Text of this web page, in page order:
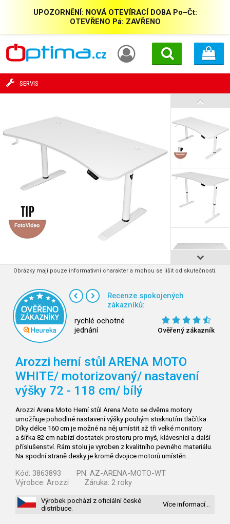
UPOZORNĚNÍ: NOVÁ OTEVÍRACÍ DOBA Po–Čt:
OTEVŘENO Pá: ZAVŘENO
SERVIS
Obrázky mají pouze informativní charakter a mohou se lišit od skutečnosti.
Recenze spokojených
zákazníků:
rychlé ochotné
jednání
Ověřený zákazník
Arozzi herní stůl ARENA MOTO
WHITE/ motorizovaný/ nastavení
výšky 72 - 118 cm/ bílý
Arozzi Arena Moto Herní stůl Arena Moto se dvěma motory
umožňuje pohodlné nastavení výšky pouhým stisknutím tlačítka.
Díky délce 160 cm je možné na něj umístit až tři velké monitory
a šířka 82 cm nabízí dostatek prostoru pro myš, klávesnici a další
příslušenství. Rám stolu je vyroben z kvalitního pevného materiálu.
Na spodní straně desky je kromě dvojice motorů umístěn…
Kód: 3863893 PN: AZ-ARENA-MOTO-WT
Výrobce: Arozzi Záruka: 2 roky
Výrobek pochází z oficiální české
distribuce.
Více informací…